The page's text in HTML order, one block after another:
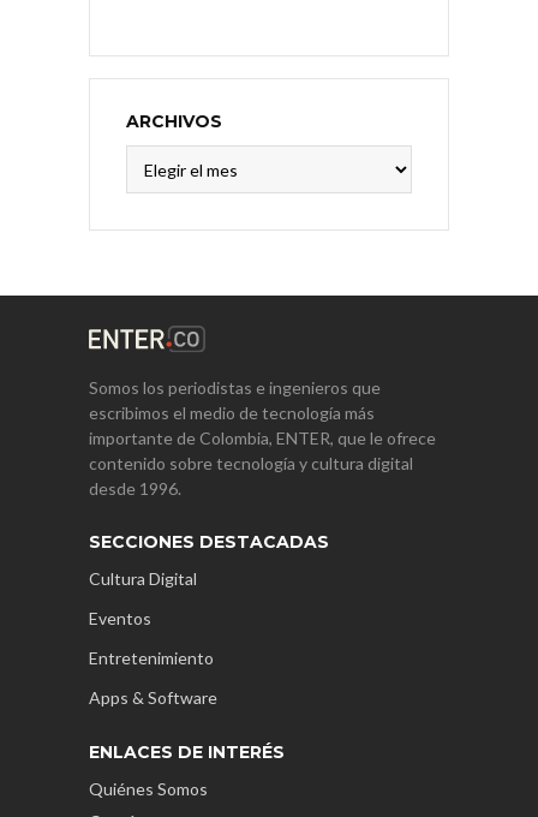
ARCHIVOS
Somos los periodistas e ingenieros que
escribimos el medio de tecnología más
importante de Colombia, ENTER, que le ofrece
contenido sobre tecnología y cultura digital
desde 1996.
SECCIONES DESTACADAS
Cultura Digital
Eventos
Entretenimiento
Apps & Software
ENLACES DE INTERÉS
Quiénes Somos